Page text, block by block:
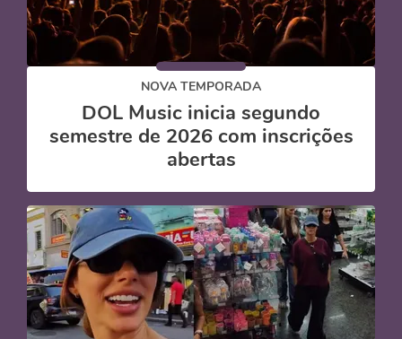
NOVA TEMPORADA
DOL Music inicia segundo
semestre de 2026 com inscrições
abertas